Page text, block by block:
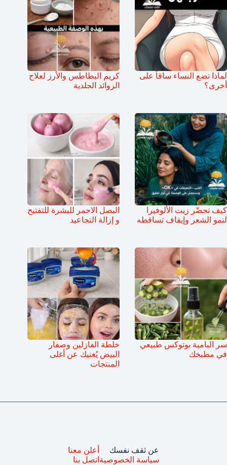
لماذا تضع النساء ساقاً على
أخرى؟
كريم البطاطس والأرز لعلاج
الزوائد الجلدية
كيف تحضّر زيت الألوفيرا
لنمو الشعر وإيقاف تساقطه
البصل الاحمر للبشرة للتفتيح
و إزالة التجاعيد
سر البامية بوتوكس طبيعي
في مطبخك
خلطة الفازلين وصفار
البيض يُغنيك عن أغلى
المنتجات
عن ثقف نفسك
سياسة الخصوصية
أعلن معنا
اتصل بنا